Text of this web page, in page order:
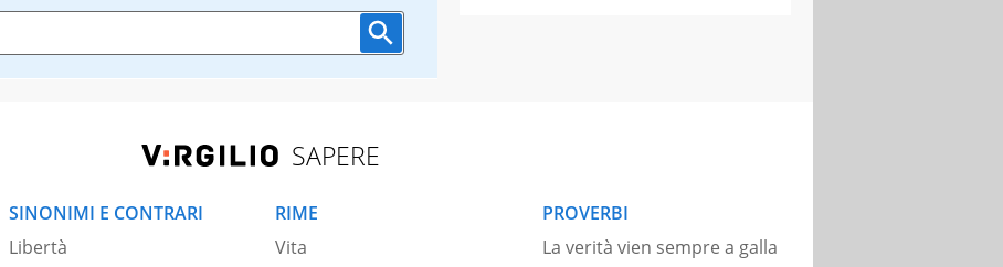
SAPERE
SINONIMI E CONTRARI
Libertà
RIME
Vita
PROVERBI
La verità vien sempre a galla